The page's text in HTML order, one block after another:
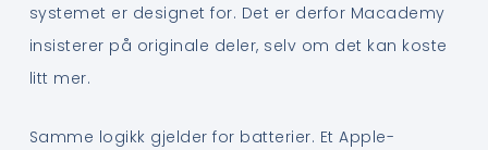
systemet er designet for. Det er derfor Macademy
insisterer på originale deler, selv om det kan koste
litt mer.
Samme logikk gjelder for batterier. Et Apple-